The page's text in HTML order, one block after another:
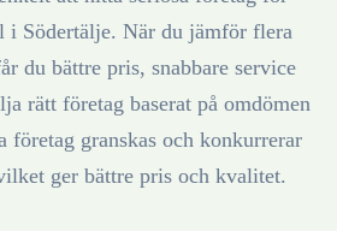
i Södertälje. När du jämför flera
du bättre pris, snabbare service
rätt företag baserat på omdömen
företag granskas och konkurrerar
ger bättre pris och kvalitet.